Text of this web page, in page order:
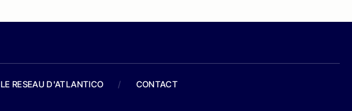
LE RESEAU D'ATLANTICO / CONTACT